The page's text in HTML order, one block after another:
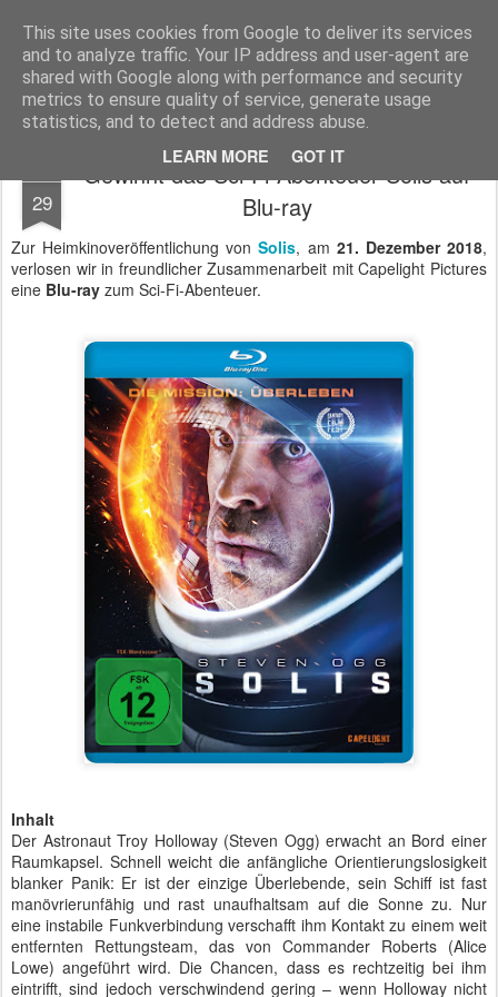
This site uses cookies from Google to deliver its services
and to analyze traffic. Your IP address and user-agent are
shared with Google along with performance and security
metrics to ensure quality of service, generate usage
statistics, and to detect and address abuse.
LEARN MORE GOT IT
MyKinoTrailer
Pages
29
Gewinnt das Sci-Fi-Abenteuer Solis auf
Blu-ray
Zur Heimkinoveröffentlichung vonSolis, am 21. Dezember 2018,
verlosen wir in freundlicher Zusammenarbeit mit Capelight Pictures
eine Blu-ray zum Sci-Fi-Abenteuer.
Inhalt
Der Astronaut Troy Holloway (Steven Ogg) erwacht an Bord einer
Raumkapsel. Schnell weicht die anfängliche Orientierungslosigkeit
blanker Panik: Er ist der einzige Überlebende, sein Schiff ist fast
manövrierunfähig und rast unaufhaltsam auf die Sonne zu. Nur
eine instabile Funkverbindung verschafft ihm Kontakt zu einem weit
entfernten Rettungsteam, das von Commander Roberts (Alice
Lowe) angeführt wird. Die Chancen, dass es rechtzeitig bei ihm
eintrifft, sind jedoch verschwindend gering – wenn Holloway nicht